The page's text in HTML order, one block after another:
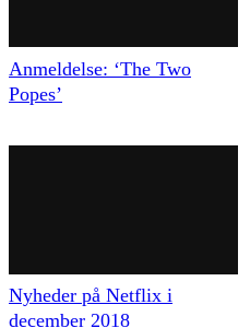
Anmeldelse: ‘The Two
Popes’
Nyheder på Netflix i
december 2018